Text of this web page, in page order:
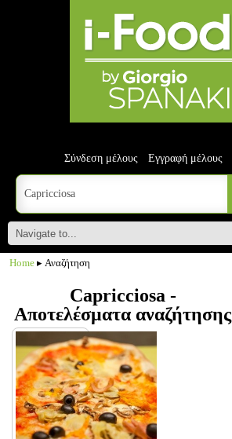
Σύνδεση μέλους Εγγραφή μέλους
Home ▸ Αναζήτηση
Capricciosa -
Αποτελέσματα αναζήτησης